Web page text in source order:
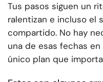
Tus pasos siguen un
ralentizan e incluso el
compartido. No hay
una de esas fechas
único plan que